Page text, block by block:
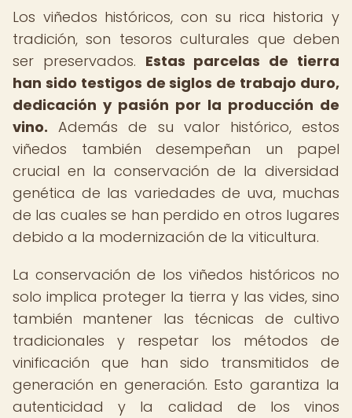
Los viñedos históricos, con su rica historia y
tradición, son tesoros culturales que deben
ser preservados. Estas parcelas de tierra
han sido testigos de siglos de trabajo duro,
dedicación y pasión por la producción de
vino. Además de su valor histórico, estos
viñedos también desempeñan un papel
crucial en la conservación de la diversidad
genética de las variedades de uva, muchas
de las cuales se han perdido en otros lugares
debido a la modernización de la viticultura.
La conservación de los viñedos históricos no
solo implica proteger la tierra y las vides, sino
también mantener las técnicas de cultivo
tradicionales y respetar los métodos de
vinificación que han sido transmitidos de
generación en generación. Esto garantiza la
autenticidad y la calidad de los vinos